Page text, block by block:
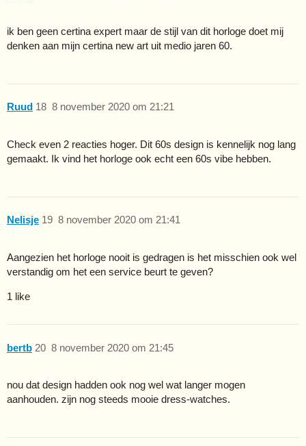
ik ben geen certina expert maar de stijl van dit horloge doet mij
denken aan mijn certina new art uit medio jaren 60.
Ruud 8 november 2020 om 21:21
18
Check even 2 reacties hoger. Dit 60s design is kennelijk nog lang
gemaakt. Ik vind het horloge ook echt een 60s vibe hebben.
Nelisje 8 november 2020 om 21:41
19
Aangezien het horloge nooit is gedragen is het misschien ook wel
verstandig om het een service beurt te geven?
1 like
bertb 8 november 2020 om 21:45
20
nou dat design hadden ook nog wel wat langer mogen
aanhouden. zijn nog steeds mooie dress-watches.